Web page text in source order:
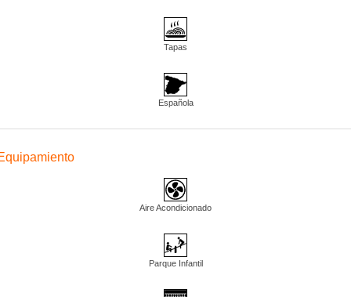
Tapas
Española
Aire Acondicionado
Parque Infantil